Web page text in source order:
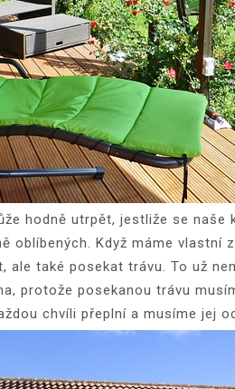
hodně utrpět, jestliže se naše
oblíbených. Když máme
ale také posekat trávu. To už
protože posekanou trávu
chvíli přeplní a musíme jej